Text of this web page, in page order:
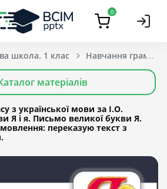
0
школа. 1 клас Навчання грамоти
матеріалів
з української мови за І.О.
Я і я. Письмо великої букви Я.
переказую текст з